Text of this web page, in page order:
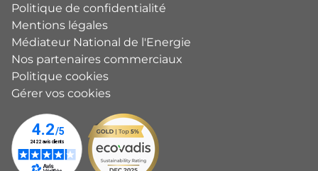
Politique de confidentialité
Mentions légales
Médiateur National de l'Energie
Nos partenaires commerciaux
Politique cookies
Gérer vos cookies